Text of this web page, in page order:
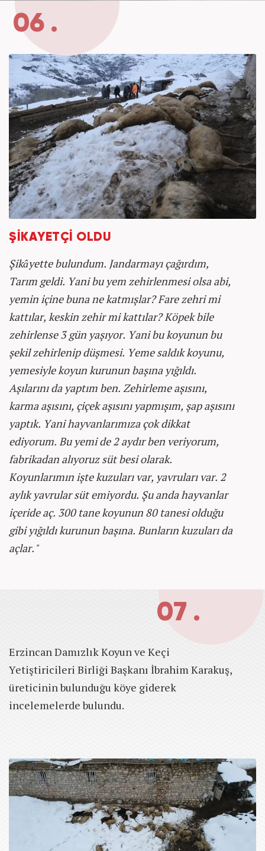
06 .
ŞİKAYETÇİ OLDU
Şikâyette bulundum. Jandarmayı çağırdım,
Tarım geldi. Yani bu yem zehirlenmesi olsa abi,
yemin içine buna ne katmışlar? Fare zehri mi
kattılar, keskin zehir mi kattılar? Köpek bile
zehirlense 3 gün yaşıyor. Yani bu koyunun bu
şekil zehirlenip düşmesi. Yeme saldık koyunu,
yemesiyle koyun kurunun başına yığıldı.
Aşılarını da yaptım ben. Zehirleme aşısını,
karma aşısını, çiçek aşısını yapmışım, şap aşısını
yaptık. Yani hayvanlarımıza çok dikkat
ediyorum. Bu yemi de 2 aydır ben veriyorum,
fabrikadan alıyoruz süt besi olarak.
Koyunlarımın işte kuzuları var, yavruları var. 2
aylık yavrular süt emiyordu. Şu anda hayvanlar
içeride aç. 300 tane koyunun 80 tanesi olduğu
gibi yığıldı kurunun başına. Bunların kuzuları da
açlar."
07 .
Erzincan Damızlık Koyun ve Keçi
Yetiştiricileri Birliği Başkanı İbrahim Karakuş,
üreticinin bulunduğu köye giderek
incelemelerde bulundu.